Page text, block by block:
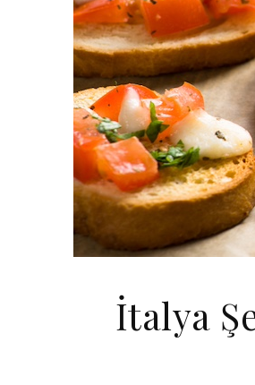
İtalya